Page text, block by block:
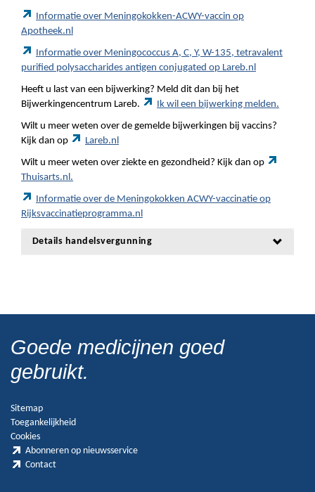
Informatie over Meningokokken-ACWY-vaccin op
Apotheek.nl
Informatie over Meningococcus A, C, Y, W-135, tetravalent
purified polysaccharides antigen conjugated op Lareb.nl
Heeft u last van een bijwerking? Meld dit dan bij het
Bijwerkingencentrum Lareb.
Ik wil een bijwerking melden.
Wilt u meer weten over de gemelde bijwerkingen bij vaccins?
Kijk dan op
Lareb.nl
Wilt u meer weten over ziekte en gezondheid? Kijk dan op
Thuisarts.nl.
Informatie over de Meningokokken ACWY-vaccinatie op
Rijksvaccinatieprogramma.nl
Details handelsvergunning
Goede medicijnen goed
gebruikt.
Sitemap
Toegankelijkheid
Cookies
Abonneren op nieuwsservice
Contact